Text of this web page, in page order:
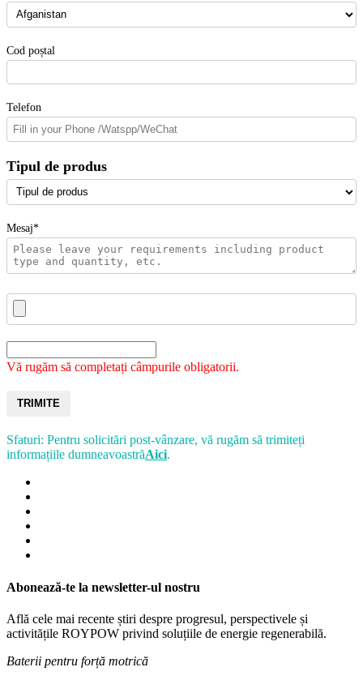
Cod poștal
Telefon
Tipul de produs
Mesaj*
Vă rugăm să completați câmpurile obligatorii.
TRIMITE
Sfaturi: Pentru solicitări post-vânzare, vă rugăm să trimiteți
informațiile dumneavoastrăAici.
Abonează-te la newsletter-ul nostru
Află cele mai recente știri despre progresul, perspectivele și
activitățile ROYPOW privind soluțiile de energie regenerabilă.
Baterii pentru forță motrică